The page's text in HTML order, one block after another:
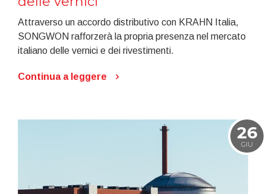
Attraverso un accordo distributivo con KRAHN Italia,
SONGWON rafforzerà la propria presenza nel mercato
italiano delle vernici e dei rivestimenti.
Continua a leggere
26
GIU